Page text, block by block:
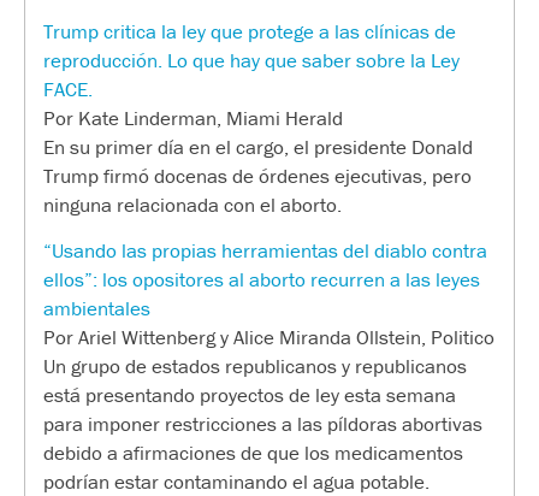
Trump critica la ley que protege a las clínicas de
reproducción. Lo que hay que saber sobre la Ley
FACE.
Por Kate Linderman, Miami Herald
En su primer día en el cargo, el presidente Donald
Trump firmó docenas de órdenes ejecutivas, pero
ninguna relacionada con el aborto.
“Usando las propias herramientas del diablo contra
ellos”: los opositores al aborto recurren a las leyes
ambientales
Por Ariel Wittenberg y Alice Miranda Ollstein, Politico
Un grupo de estados republicanos y republicanos
está presentando proyectos de ley esta semana
para imponer restricciones a las píldoras abortivas
debido a afirmaciones de que los medicamentos
podrían estar contaminando el agua potable.